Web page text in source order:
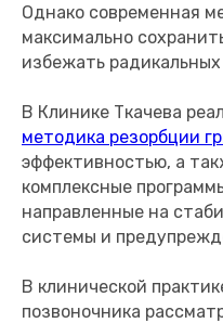
Однако современная
максимально
избежать
В Клинике Ткачева
методика резорбции
эффективностью, а
комплексные
направленные на
системы и
В клинической
позвоночника